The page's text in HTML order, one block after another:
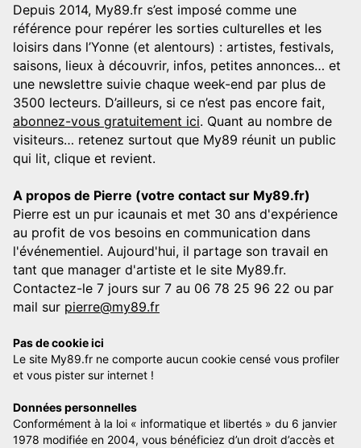
Depuis 2014, My89.fr s’est imposé comme une
référence pour repérer les sorties culturelles et les
loisirs dans l’Yonne (et alentours) : artistes, festivals,
saisons, lieux à découvrir, infos, petites annonces… et
une newslettre suivie chaque week-end par plus de
3500 lecteurs. D’ailleurs, si ce n’est pas encore fait,
abonnez-vous gratuitement ici. Quant au nombre de
visiteurs… retenez surtout que My89 réunit un public
qui lit, clique et revient.
A propos de Pierre (votre contact sur My89.fr)
Pierre est un pur icaunais et met 30 ans d'expérience
au profit de vos besoins en communication dans
l'événementiel. Aujourd'hui, il partage son travail en
tant que manager d'artiste et le site My89.fr.
Contactez-le 7 jours sur 7 au 06 78 25 96 22 ou par
mail sur pierre@my89.fr
Pas de cookie ici
Le site My89.fr ne comporte aucun cookie censé vous profiler
et vous pister sur internet !
Données personnelles
Conformément à la loi « informatique et libertés » du 6 janvier
1978 modifiée en 2004, vous bénéficiez d’un droit d’accès et